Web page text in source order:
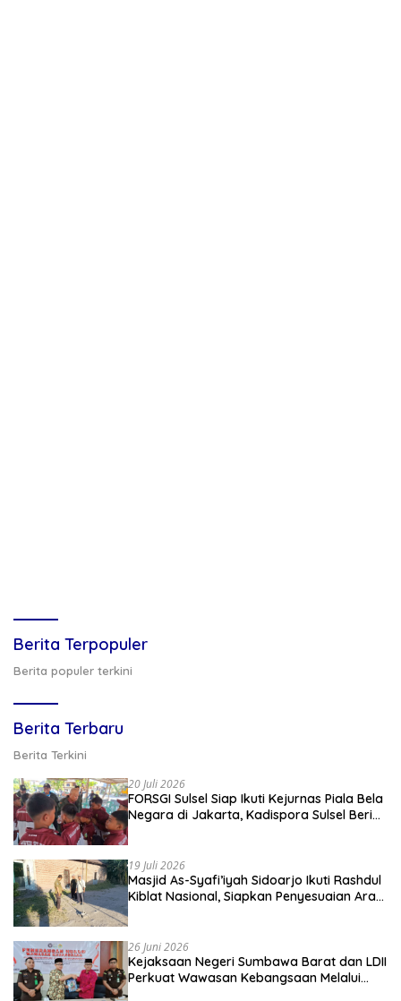
Berita Terpopuler
Berita populer terkini
Berita Terbaru
Berita Terkini
20 Juli 2026
FORSGI Sulsel Siap Ikuti Kejurnas Piala Bela
Negara di Jakarta, Kadispora Sulsel Beri
19 Juli 2026
Masjid As-Syafi’iyah Sidoarjo Ikuti Rashdul
Kiblat Nasional, Siapkan Penyesuaian Arah
26 Juni 2026
Kejaksaan Negeri Sumbawa Barat dan LDII
Perkuat Wawasan Kebangsaan Melalui